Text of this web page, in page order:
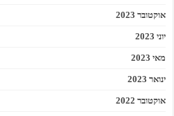
אוקטובר 2023
יוני 2023
מאי 2023
ינואר 2023
אוקטובר 2022